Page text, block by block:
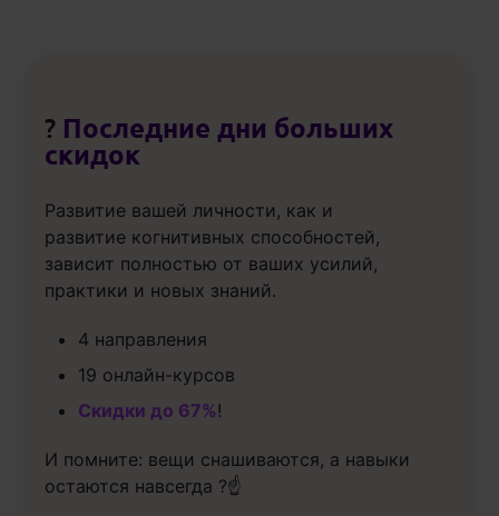
? Последние дни больших
скидок
Развитие вашей личности, как и
развитие когнитивных способностей,
зависит полностью от ваших усилий,
практики и новых знаний.
4 направления
19 онлайн-курсов
Скидки до 67%!
И помните: вещи снашиваются, а навыки
остаются навсегда ?☝